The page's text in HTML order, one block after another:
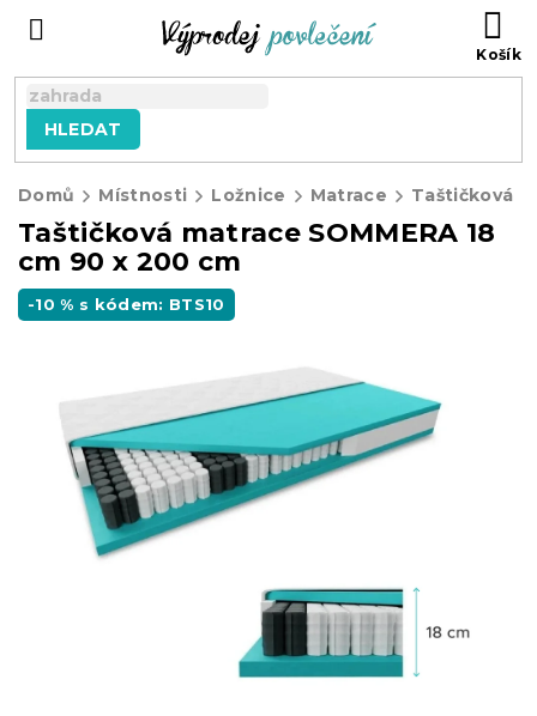
HLEDAT
Domů Místnosti Ložnice Matrace
Taštičková matrace SOMMERA 18
cm 90 x 200 cm
-10 % s kódem: BTS10